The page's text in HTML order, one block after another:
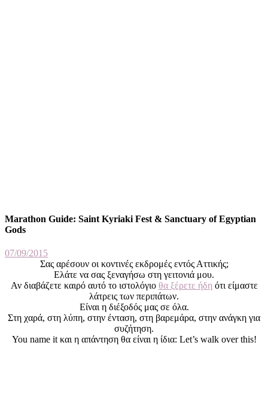
Marathon Guide: Saint Kyriaki Fest & Sanctuary of Egyptian
Gods
07/09/2015
Σας αρέσουν οι κοντινές εκδρομές εντός Αττικής;
Ελάτε να σας ξεναγήσω στη γειτονιά μου.
Αν διαβάζετε καιρό αυτό το ιστολόγιο θα ξέρετε ήδη ότι είμαστε
λάτρεις των περιπάτων.
Είναι η διέξοδός μας σε όλα.
Στη χαρά, στη λύπη, στην ένταση, στη βαρεμάρα, στην ανάγκη για
συζήτηση.
You name it και η απάντηση θα είναι η ίδια: Let’s walk over this!